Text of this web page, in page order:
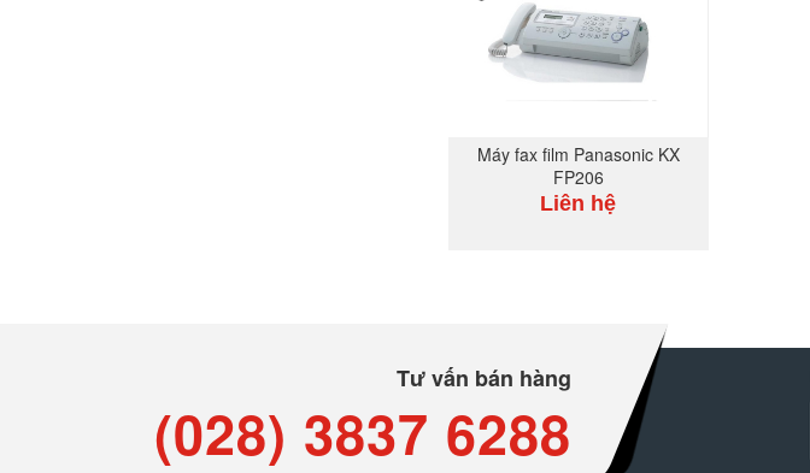
Máy fax film Panasonic KX
FP206
Liên hệ
Tư vấn bán hàng
(028) 3837 6288